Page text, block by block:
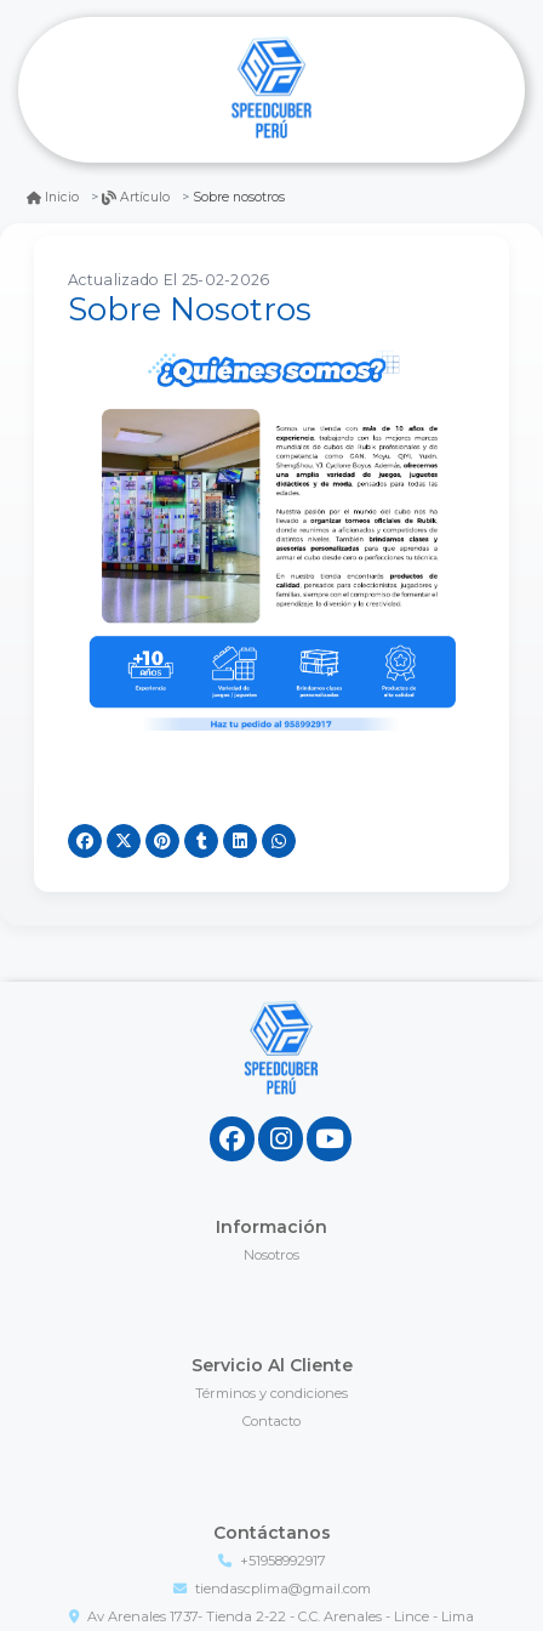
Inicio Artículo Sobre nosotros
Actualizado El 25-02-2026
Sobre Nosotros
Información
Nosotros
Servicio Al Cliente
Términos y condiciones
Contacto
Contáctanos
+51958992917
tiendascplima@gmail.com
Av Arenales 1737- Tienda 2-22 - C.C. Arenales - Lince - Lima